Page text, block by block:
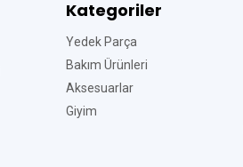
Kategoriler
Yedek Parça
Bakım Ürünleri
Aksesuarlar
Giyim